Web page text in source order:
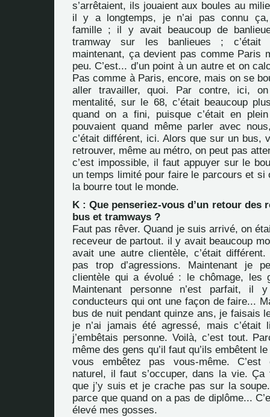
s’arrêtaient, ils jouaient aux boules au
il y a longtemps, je n’ai pas connu
famille ; il y avait beaucoup de
tramway sur les banlieues ; c’était
maintenant, ça devient pas comme Paris
peu. C’est... d’un point à un autre et on
Pas comme à Paris, encore, mais on se
aller travailler, quoi. Par contre, ici,
mentalité, sur le 68, c’était beaucoup
quand on a fini, puisque c’était en
pouvaient quand même parler avec
c’était différent, ici. Alors que sur un bus,
retrouver, même au métro, on peut pas
c’est impossible, il faut appuyer sur le
un temps limité pour faire le parcours et si
la bourre tout le monde.
K : Que penseriez-vous d’un retour des
bus et tramways ?
Faut pas rêver. Quand je suis arrivé, on
receveur de partout. il y avait beaucoup
avait une autre clientèle, c’était
pas trop d’agressions. Maintenant je
clientèle qui a évolué : le chômage, les
Maintenant personne n’est parfait, il
conducteurs qui ont une façon de faire...
bus de nuit pendant quinze ans, je faisais
je n’ai jamais été agressé, mais c’était
j’embêtais personne. Voilà, c’est tout.
même des gens qu’il faut qu’ils embêtent
vous embêtez pas vous-même. C’est
naturel, il faut s’occuper, dans la vie. Ça
que j’y suis et je crache pas sur la
parce que quand on a pas de diplôme...
élevé mes gosses.